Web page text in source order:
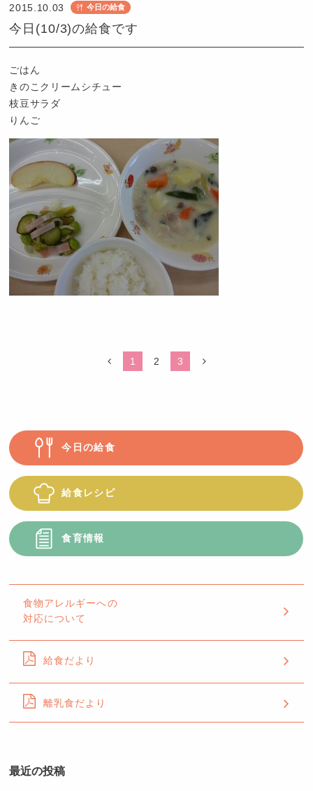
も
園
つ
ば
め
2015.10.03 今日の給食
今日(10/3)の給食です
ごはん
きのこクリームシチュー
枝豆サラダ
りんご
ば
め
1 2 3
今日の給食
給食レシピ
食育情報
食物アレルギーへの
対応について
給食だより
離乳食だより
最近の投稿